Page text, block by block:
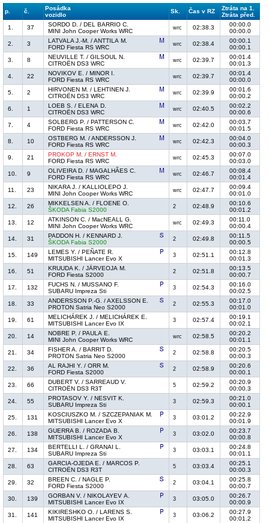
p. č.
Posádka
vozidlo
Sk. Čas v RZ
Ztráta na 1.
Ztráta před.
1.
37
SORDO D. / DEL BARRIO C.
MINI John Cooper Works WRC
wrc 02:38.3
00:00.0
00:00.0
2.
3
LATVALA J.-M. / ANTTILA M.
FORD Fiesta RS WRC
wrc 02:38.4
00:00.1
00:00.1
3.
8
NEUVILLE T. / GILSOUL N.
CITROËN DS3 WRC
wrc 02:39.7
00:01.4
00:01.3
4.
22
NOVIKOV E. / MINOR I.
FORD Fiesta RS WRC
wrc 02:39.7
00:01.4
00:00.0
5.
2
HIRVONEN M. / LEHTINEN J.
CITROËN DS3 WRC
wrc 02:39.9
00:01.6
00:00.2
6.
1
LOEB S. / ELENA D.
CITROËN DS3 WRC
wrc 02:40.5
00:02.2
00:00.6
7.
4
SOLBERG P. / PATTERSON C.
FORD Fiesta RS WRC
wrc 02:42.0
00:03.7
00:01.5
8.
10
OSTBERG M. / ANDERSSON J.
FORD Fiesta RS WRC
wrc 02:42.3
00:04.0
00:00.3
9.
21
PROKOP M. / ERNST M.
FORD Fiesta RS WRC
wrc 02:45.3
00:07.0
00:03.0
10.
9
OLIVEIRA D. / MAGALHÃES C.
FORD Fiesta RS WRC
wrc 02:46.7
00:08.4
00:01.4
11.
23
NIKARA J. / KALLIOLEPO J.
MINI John Cooper Works WRC
wrc 02:47.7
00:09.4
00:01.0
12.
26
MIKKELSEN A. / FLOENE O.
ŠKODA Fabia S2000
2 02:48.9
00:10.6
00:01.2
13.
12
ATKINSON C. / MacNEALL G.
MINI John Cooper Works WRC
wrc 02:49.3
00:11.0
00:00.4
14.
31
PADDON H. / KENNARD J.
ŠKODA Fabia S2000
2 02:49.8
00:11.5
00:00.5
15.
149
LEMES Y. / PEÑATE R.
MITSUBISHI Lancer Evo X
3 02:51.1
00:12.8
00:01.3
16.
51
KRUUDA K. / JÄRVEOJA M.
FORD Fiesta S2000
2 02:51.8
00:13.5
00:00.7
17.
132
FUCHS N. / MUSSANO F.
SUBARU Impreza Sti
3 02:54.3
00:16.0
00:02.5
18.
33
ANDERSSON P.-G. / AXELSSON E.
PROTON Satria Neo S2000
2 02:55.3
00:17.0
00:01.0
19.
61
MELICHÁREK J. / MELICHÁREK E.
MITSUBISHI Lancer Evo IX
3 02:57.4
00:19.1
00:02.1
20.
14
NOBRE P. / PAULA E.
MINI John Cooper Works WRC
wrc 02:58.5
00:20.2
00:01.1
21.
34
FISHER A. / BARRIT D.
PROTON Satria Neo S2000
2 02:58.8
00:20.5
00:00.3
22.
36
AL RAJHI Y. / ORR M.
FORD Fiesta S2000
2 02:58.9
00:20.6
00:00.1
23.
66
DUBERT V. / SARREAUD V.
CITROËN DS3 R3T
5 02:59.2
00:20.9
00:00.3
24.
55
PROTASOV Y. / NESVIT K.
SUBARU Impreza Sti
3 02:59.3
00:21.0
00:00.1
25.
131
KOSCIUSZKO M. / SZCZEPANIAK M.
MITSUBISHI Lancer Evo X
3 03:01.2
00:22.9
00:01.9
26.
138
GUERRA B. / ROZADA B.
MITSUBISHI Lancer Evo X
3 03:02.0
00:23.7
00:00.8
27.
134
BERTELLI L. / GRANAI L.
SUBARU Impreza Sti
3 03:03.1
00:24.8
00:01.1
28.
63
GARCIA-OJEDA E. / MARCOS P.
CITROËN DS3 R3T
5 03:03.4
00:25.1
00:00.3
29.
32
BREEN C. / NAGLE P.
FORD Fiesta S2000
2 03:04.1
00:25.8
00:00.7
30.
139
GORBAN V. / NIKOLAYEV A.
MITSUBISHI Lancer Evo IX
3 03:05.0
00:26.7
00:00.9
31.
141
KIKIRESHKO O. / LARENS S.
MITSUBISHI Lancer Evo IX
3 03:06.2
00:27.9
00:01.2